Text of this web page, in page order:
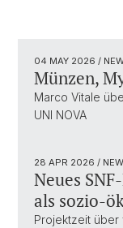
04 MAY 2026 /
Münzen,
Marco Vitale
UNI NOVA
28 APR 2026 /
Neues
als sozio-
Projektzeit über